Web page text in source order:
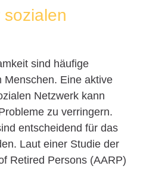
sind häufige
Menschen. Eine aktive
Netzwerk kann
zu verringern.
entscheidend für das
Laut einer Studie der
Retired Persons (AARP)